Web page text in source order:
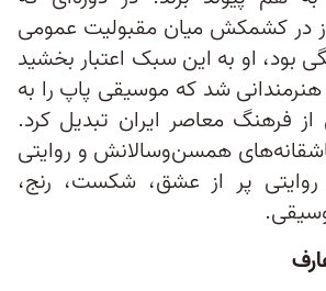
در کشمکش میان مقبولیت عمومی
بود، او به این سبک اعتبار بخشید
شد که موسیقی پاپ را به
فرهنگ معاصر ایران تبدیل کرد.
همسن‌وسالانش و روایتی
روایتی پر از عشق، شکست، رنج،